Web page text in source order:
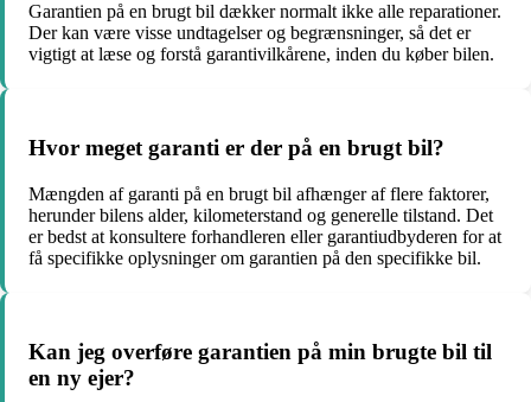
Garantien på en brugt bil dækker normalt ikke alle reparationer.
Der kan være visse undtagelser og begrænsninger, så det er
vigtigt at læse og forstå garantivilkårene, inden du køber bilen.
Hvor meget garanti er der på en brugt bil?
Mængden af garanti på en brugt bil afhænger af flere faktorer,
herunder bilens alder, kilometerstand og generelle tilstand. Det
er bedst at konsultere forhandleren eller garantiudbyderen for at
få specifikke oplysninger om garantien på den specifikke bil.
Kan jeg overføre garantien på min brugte bil til
en ny ejer?